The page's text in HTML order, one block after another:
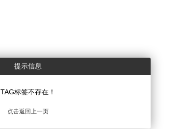
提示信息
TAG标签不存在！
点击返回上一页